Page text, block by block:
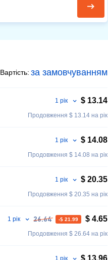
Вартість: за замовчуванням
1 рік $ 13.14
Продовження $ 13.14 на рік
1 рік $ 14.08
Продовження $ 14.08 на рік
1 рік $ 20.35
Продовження $ 20.35 на рік
1 рік 26.64 -$ 21.99 $ 4.65
Продовження $ 26.64 на рік
1 рік $ 13.96